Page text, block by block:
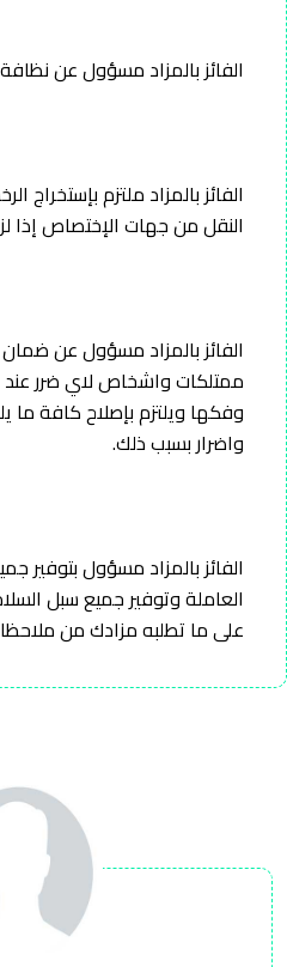
الفائز بالمزاد مسؤول عن
الفائز بالمزاد ملتزم بإستخراج
النقل من جهات الإختصاص إذا
الفائز بالمزاد مسؤول عن
ممتلكات واشخاص لاي ضرر عند
وفكها ويلتزم بإصلاح كافة ما
واضرار بسبب ذلك.
الفائز بالمزاد مسؤول بتوفير
العاملة وتوفير جميع سبل
على ما تطلبه مزادك من